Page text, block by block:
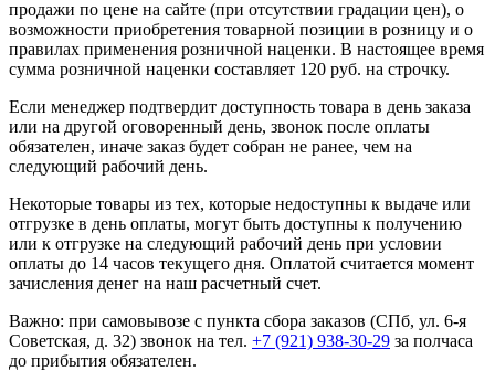
продажи по цене на сайте (при отсутствии градации цен), о
возможности приобретения товарной позиции в розницу и о
правилах применения розничной наценки. В настоящее время
сумма розничной наценки составляет 120 руб. на строчку.
Если менеджер подтвердит доступность товара в день заказа
или на другой оговоренный день, звонок после оплаты
обязателен, иначе заказ будет собран не ранее, чем на
следующий рабочий день.
Некоторые товары из тех, которые недоступны к выдаче или
отгрузке в день оплаты, могут быть доступны к получению
или к отгрузке на следующий рабочий день при условии
оплаты до 14 часов текущего дня. Оплатой считается момент
зачисления денег на наш расчетный счет.
Важно: при самовывозе с пункта сборa заказов (СПб, ул. 6-я
Советская, д. 32) звонок на тел. +7 (921) 938-30-29 за полчаса
до прибытия обязателен.